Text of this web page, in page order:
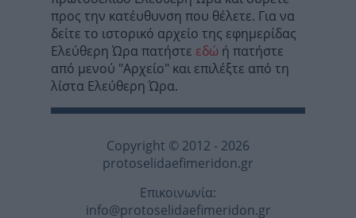
προς την κατέυθυνση που θέλετε. Για να
δείτε το ιστορικό αρχείο της εφημερίδας
Ελεύθερη Ώρα πατήστε εδώ ή πατήστε
από μενού "Αρχείο" και επιλέξτε από τη
λίστα Ελεύθερη Ώρα.
Copyright © 2012 - 2026
protoselidaefimeridon.gr
Επικοινωνία:
info@protoselidaefimeridon.gr